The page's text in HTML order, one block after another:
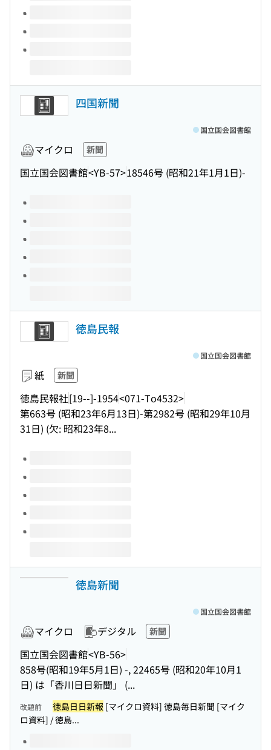
四国新聞
マイクロ 新聞
国立国会図書館<YB-57>18546号 (昭和21年1月1日)-
国立国会図書館
このタイトルの巻号
徳島民報
紙 新聞
徳島民報社[19--]-1954<071-To4532>
第663号 (昭和23年6月13日)-第2982号 (昭和29年10月
31日) (欠: 昭和23年8...
国立国会図書館
このタイトルの巻号
徳島新聞
マイクロ デジタル 新聞
国立国会図書館<YB-56>
858号(昭和19年5月1日) -, 22465号 (昭和20年10月1
日) は「香川日日新聞」 (...
国立国会図書館
改題前 徳島日日新報 [マイクロ資料] 徳島毎日新聞 [マイク
ロ資料] / 徳島...
このタイトルの巻号